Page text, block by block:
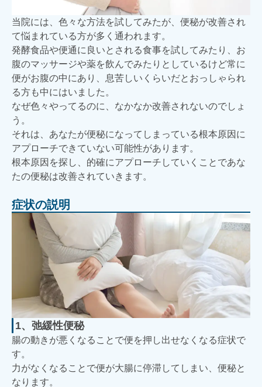
当院には、色々な方法を試してみたが、便秘が改善され
て悩まれている方が多く通われます。
発酵食品や便通に良いとされる食事を試してみたり、お
腹のマッサージや薬を飲んでみたりとしているけど常に
便がお腹の中にあり、息苦しいくらいだとおっしゃられ
る方も中にはいました。
なぜ色々やってるのに、なかなか改善されないのでしょ
う。
それは、あなたが便秘になってしまっている根本原因に
アプローチできていない可能性があります。
根本原因を探し、的確にアプローチしていくことであな
たの便秘は改善されていきます。
症状の説明
1、弛緩性便秘
腸の動きが悪くなることで便を押し出せなくなる症状で
す。
力がなくなることで便が大腸に停滞してしまい、便秘と
なります。